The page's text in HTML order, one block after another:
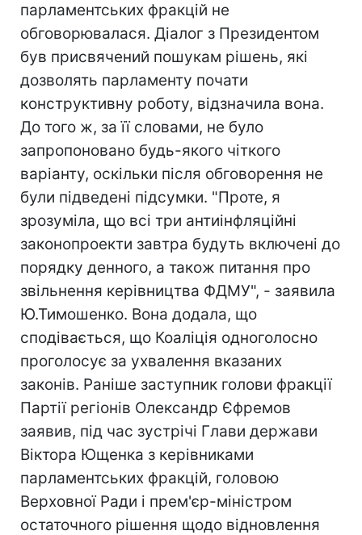
парламентських фракцій не
обговорювалася. Діалог з Президентом
був присвячений пошукам рішень, які
дозволять парламенту почати
конструктивну роботу, відзначила вона.
До того ж, за її словами, не було
запропоновано будь-якого чіткого
варіанту, оскільки після обговорення не
були підведені підсумки. "Проте, я
зрозуміла, що всі три антиінфляційні
законопроекти завтра будуть включені до
порядку денного, а також питання про
звільнення керівництва ФДМУ", - заявила
Ю.Тимошенко. Вона додала, що
сподівається, що Коаліція одноголосно
проголосує за ухвалення вказаних
законів. Раніше заступник голови фракції
Партії регіонів Олександр Єфремов
заявив, під час зустрічі Глави держави
Віктора Ющенка з керівниками
парламентських фракцій, головою
Верховної Ради і прем'єр-міністром
остаточного рішення щодо відновлення